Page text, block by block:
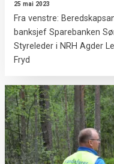
25 mai 2023
Fra venstre:
banksjef Sparebanken
Styreleder i NRH Agder
Fryd